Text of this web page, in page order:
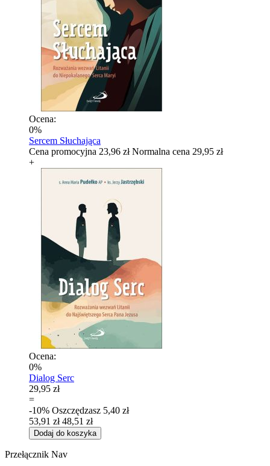
Ocena:
0%
Sercem Słuchająca
Cena promocyjna 23,96 zł Normalna cena 29,95 zł
+
Ocena:
0%
Dialog Serc
29,95 zł
=
-10% Oszczędzasz 5,40 zł
53,91 zł 48,51 zł
Dodaj do koszyka
Przełącznik Nav